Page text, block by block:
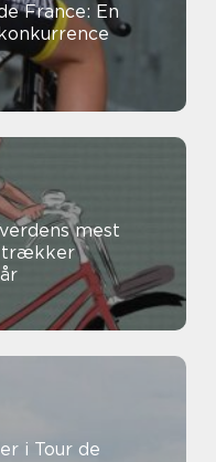
France: En
mest
i Tour de